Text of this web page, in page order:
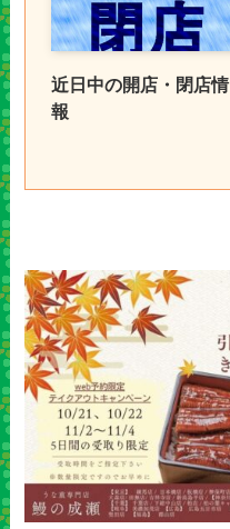
近日中の開店・閉店情
報